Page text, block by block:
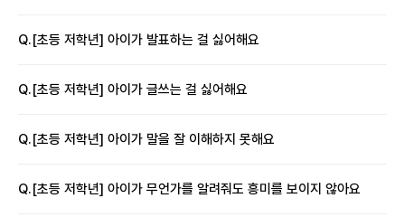
Q.[초등 저학년] 아이가 발표하는 걸 싫어해요
Q.[초등 저학년] 아이가 글쓰는 걸 싫어해요
Q.[초등 저학년] 아이가 말을 잘 이해하지 못해요
Q.[초등 저학년] 아이가 무언가를 알려줘도 흥미를 보이지 않아요